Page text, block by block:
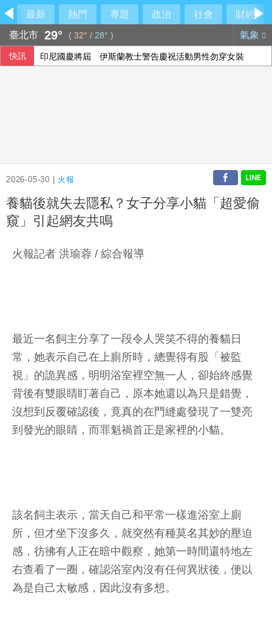
最新 熱門 專題 政治 社會
財經
臺北市 29° ( 32° / 28° ) 氣象
快訊 印尼國慶將屆 伊斯蘭教士警告慶祝活動男性勿穿女裝
2026-05-30 | 火報
養貓後就失去隱私？女子分享小貓「超愛偷
窺」引起網友共鳴
火報記者 洪瑜蓉 / 綜合報導
最近一名飼主分享了一段令人哭笑不得的養貓日
常，她表示自己在上廁所時，總覺得有股「被監
視」的詭異感，明明浴室裡空無一人，卻始終感覺
背後有雙眼睛盯著自己，原本她還以為只是錯覺，
沒想到反覆確認後，竟真的在門縫處發現了一雙亮
到發光的眼睛，而罪魁禍首正是家裡的小貓。
該名飼主表示，當天自己和平常一樣進浴室上廁
所，但才坐下沒多久，就突然有種莫名其妙的壓迫
感，彷彿有人正在暗中觀察，她第一時間還特地左
右查看了一圈，確認浴室內沒有任何異狀後，便以
為是自己太敏感，因此沒有多想。